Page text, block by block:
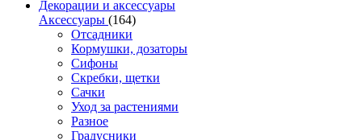
Декорации и аксессуары
Аксессуары (164)
Отсадники
Кормушки, дозаторы
Сифоны
Скребки, щетки
Сачки
Уход за растениями
Разное
Градусники